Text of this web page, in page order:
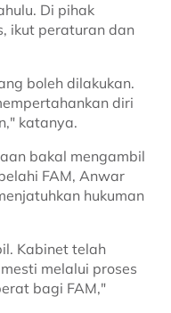
Di pihak
ikut peraturan dan
boleh dilakukan.
diri
katanya.
bakal mengambil
FAM, Anwar
hukuman
Kabinet telah
melalui proses
bagi FAM,"